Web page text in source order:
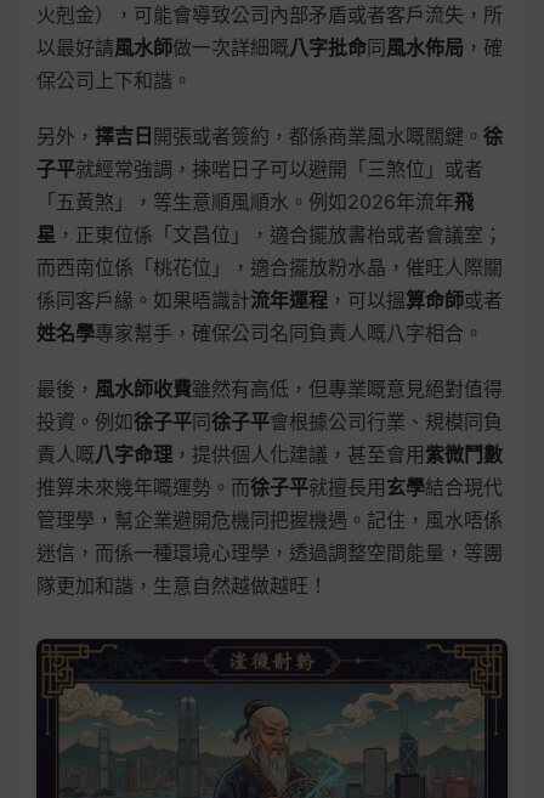
火剋金），可能會導致公司內部矛盾或者客戶流失，所
以最好請風水師做一次詳細嘅八字批命同風水佈局 ，確
保公司上下和諧。
另外， 擇吉日 開張或者簽約，都係商業風水嘅關鍵。 徐
子平就經常強調，揀啱日子可以避開「三煞位」或者
「五黃煞」，等生意順風順水。例如2026年流年飛
星 ，正東位係「文昌位」，適合擺放書枱或者會議室；
而西南位係「桃花位」，適合擺放粉水晶，催旺人際關
係同客戶緣。如果唔識計流年運程 ，可以搵算命師或者
姓名學專家幫手，確保公司名同負責人嘅八字相合。
最後， 風水師收費雖然有高低，但專業嘅意見絕對值得
投資。例如徐子平同徐子平會根據公司行業、規模同負
責人嘅八字命理 ，提供個人化建議，甚至會用 紫微鬥數
推算未來幾年嘅運勢。而徐子平就擅長用 玄學結合現代
管理學，幫企業避開危機同把握機遇。記住，風水唔係
迷信，而係一種環境心理學，透過調整空間能量，等團
隊更加和諧，生意自然越做越旺！